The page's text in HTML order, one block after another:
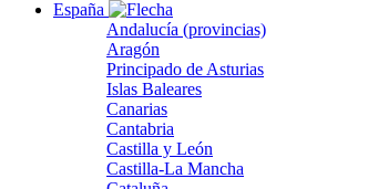
España
Andalucía (provincias)
Aragón
Principado de Asturias
Islas Baleares
Canarias
Cantabria
Castilla y León
Castilla-La Mancha